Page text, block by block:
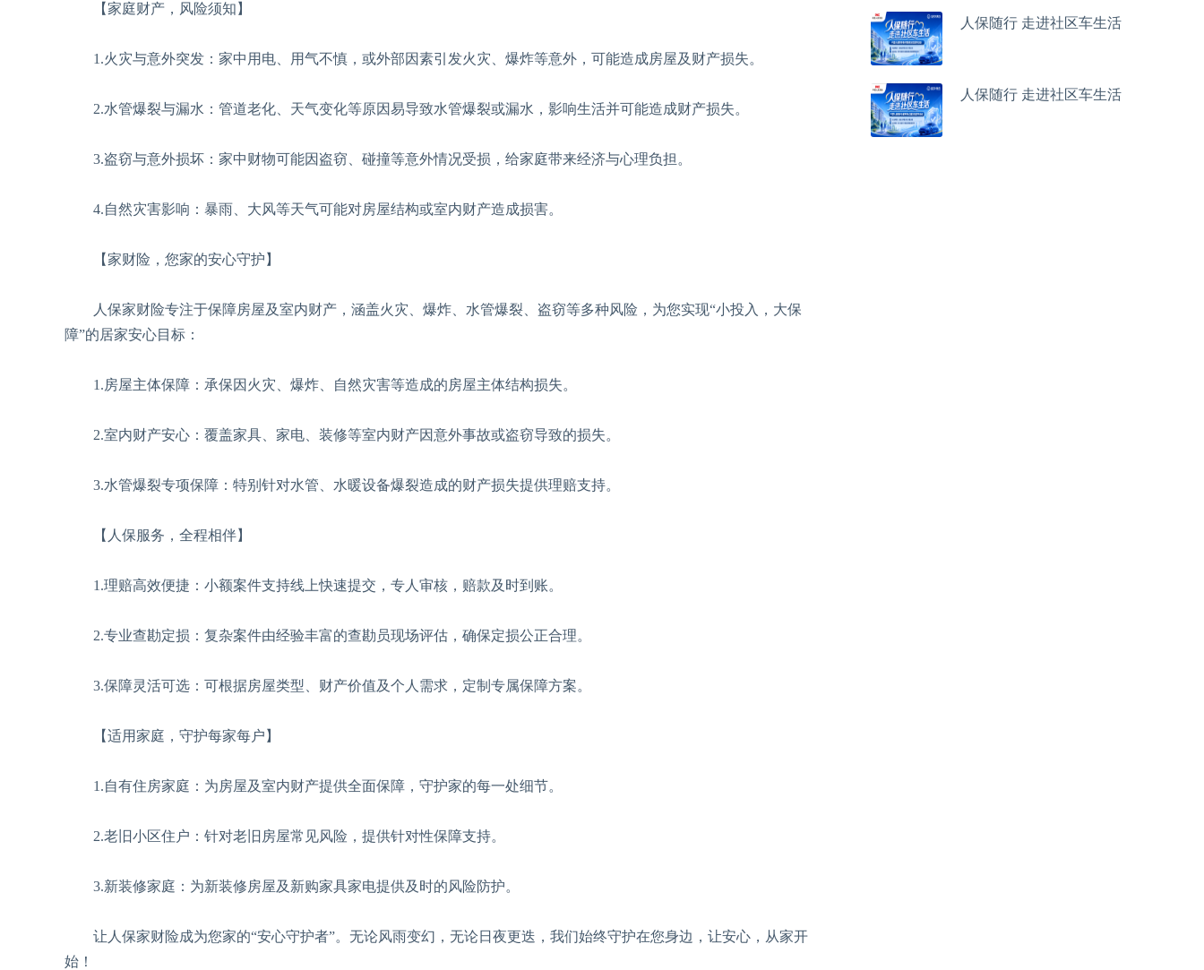
【家庭财产，风险须知】
1.火灾与意外突发：家中用电、用气不慎，或外部因素引发火灾、爆炸等意外，可能造成房屋及财产损失。
2.水管爆裂与漏水：管道老化、天气变化等原因易导致水管爆裂或漏水，影响生活并可能造成财产损失。
3.盗窃与意外损坏：家中财物可能因盗窃、碰撞等意外情况受损，给家庭带来经济与心理负担。
4.自然灾害影响：暴雨、大风等天气可能对房屋结构或室内财产造成损害。
【家财险，您家的安心守护】
人保家财险专注于保障房屋及室内财产，涵盖火灾、爆炸、水管爆裂、盗窃等多种风险，为您实现“小投入，大保
障”的居家安心目标：
1.房屋主体保障：承保因火灾、爆炸、自然灾害等造成的房屋主体结构损失。
2.室内财产安心：覆盖家具、家电、装修等室内财产因意外事故或盗窃导致的损失。
3.水管爆裂专项保障：特别针对水管、水暖设备爆裂造成的财产损失提供理赔支持。
【人保服务，全程相伴】
1.理赔高效便捷：小额案件支持线上快速提交，专人审核，赔款及时到账。
2.专业查勘定损：复杂案件由经验丰富的查勘员现场评估，确保定损公正合理。
3.保障灵活可选：可根据房屋类型、财产价值及个人需求，定制专属保障方案。
【适用家庭，守护每家每户】
1.自有住房家庭：为房屋及室内财产提供全面保障，守护家的每一处细节。
2.老旧小区住户：针对老旧房屋常见风险，提供针对性保障支持。
3.新装修家庭：为新装修房屋及新购家具家电提供及时的风险防护。
让人保家财险成为您家的“安心守护者”。无论风雨变幻，无论日夜更迭，我们始终守护在您身边，让安心，从家开
始！
人保随行 走进社区车生活
人保随行 走进社区车生活